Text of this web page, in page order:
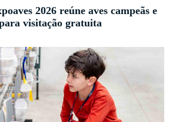
2026 reúne aves campeãs e
visitação gratuita